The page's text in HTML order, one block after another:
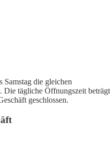
die gleichen
Die tägliche Öffnungszeit beträgt
geschlossen.